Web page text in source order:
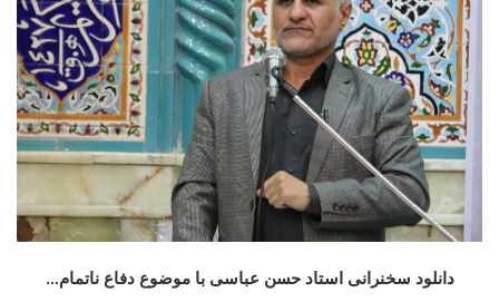
دانلود سخنرانی استاد حسن عباسی با موضوع دفاع ناتمام…